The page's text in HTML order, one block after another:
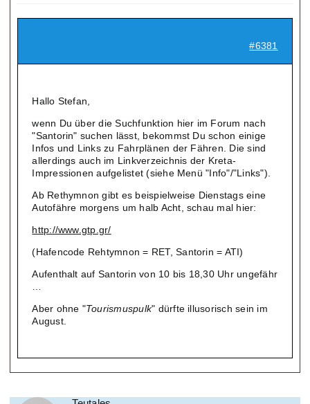
#6381
Hallo Stefan,
wenn Du über die Suchfunktion hier im Forum nach
"Santorin" suchen lässt, bekommst Du schon einige
Infos und Links zu Fahrplänen der Fähren. Die sind
allerdings auch im Linkverzeichnis der Kreta-
Impressionen aufgelistet (siehe Menü "Info"/"Links").
Ab Rethymnon gibt es beispielweise Dienstags eine
Autofähre morgens um halb Acht, schau mal hier:
http://www.gtp.gr/
(Hafencode Rehtymnon = RET, Santorin = ATI)
Aufenthalt auf Santorin von 10 bis 18,30 Uhr ungefähr
…
Aber ohne "Tourismuspulk" dürfte illusorisch sein im
August.